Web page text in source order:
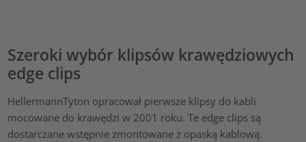
Szeroki wybór klipsów krawędziowych
edge clips
HellermannTyton opracował pierwsze klipsy do kabli
mocowane do krawędzi w 2001 roku. Te edge clips są
dostarczane wstępnie zmontowane z opaską kablową.